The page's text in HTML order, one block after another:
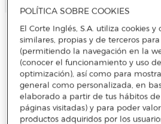
POLÍTICA SOBRE COOKIES
El Corte Inglés, S.A. utiliza cookies
similares, propias y de terceros
(permitiendo la navegación en la
(conocer el funcionamiento y uso
optimización), así como para
general como personalizada, en
elaborado a partir de tus hábitos de
páginas visitadas) y para poder
productos adquiridos por los